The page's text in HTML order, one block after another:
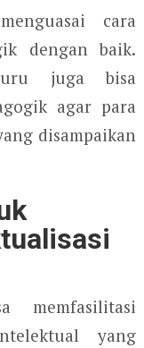
cara
dengan baik.
juga bisa
agar para
disampaikan
memfasilitasi
yang